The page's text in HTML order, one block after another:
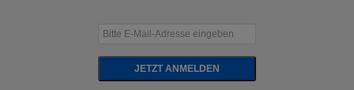
JETZT ANMELDEN